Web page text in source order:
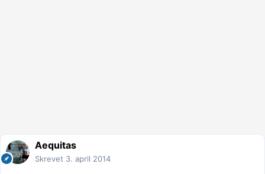
Aequitas
Skrevet 3. april 2014